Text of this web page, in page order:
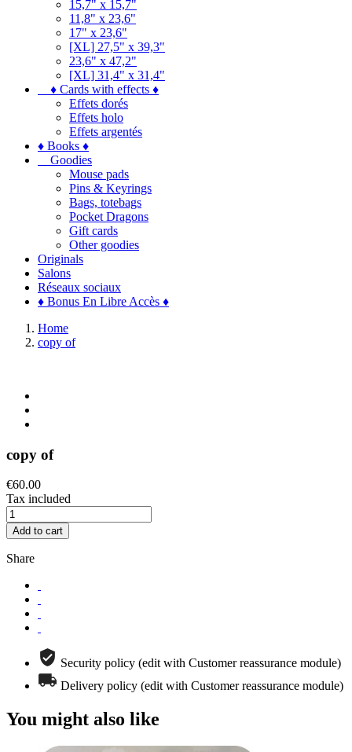
15,7" x 15,7"
11,8" x 23,6"
17" x 23,6"
[XL] 27,5" x 39,3"
23,6" x 47,2"
[XL] 31,4" x 31,4"
♦ Cards with effects ♦
Effets dorés
Effets holo
Effets argentés
♦ Books ♦
Goodies
Mouse pads
Pins & Keyrings
Bags, totebags
Pocket Dragons
Gift cards
Other goodies
Originals
Salons
Réseaux sociaux
♦ Bonus En Libre Accès ♦
Home
copy of
copy of
€60.00
Tax included
Add to cart
Share
Security policy (edit with Customer reassurance module)
Delivery policy (edit with Customer reassurance module)
You might also like